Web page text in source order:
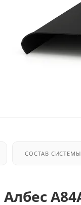
СОСТАВ СИСТЕМЫ